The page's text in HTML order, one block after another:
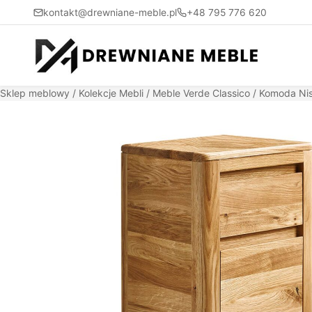
kontakt@drewniane-meble.pl +48 795 776 620
Sklep meblowy / Kolekcje Mebli / Meble Verde Classico / Komoda